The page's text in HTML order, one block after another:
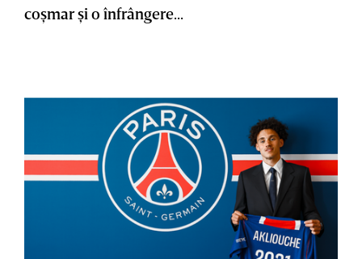
coşmar şi o înfrângere...